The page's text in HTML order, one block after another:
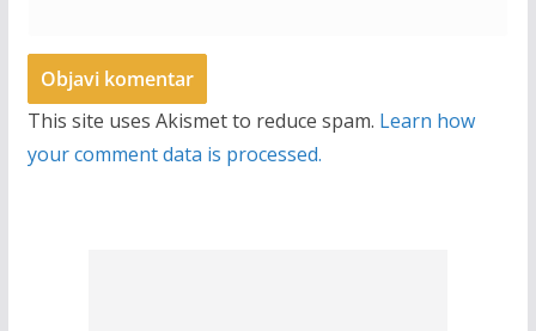
This site uses Akismet to reduce spam. Learn how
your comment data is processed.